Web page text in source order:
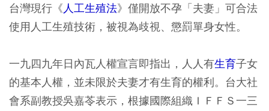
台灣現行《人工生殖法》僅開放不孕「夫妻」可合法
使用人工生殖技術，被視為歧視、懲罰單身女性。
一九四九年日內瓦人權宣言即指出，人人有生育子女
的基本人權，並未限於夫妻才有生育的權利。台大社
會系副教授吳嘉苓表示，根據國際組織ＩＦＦＳ一三